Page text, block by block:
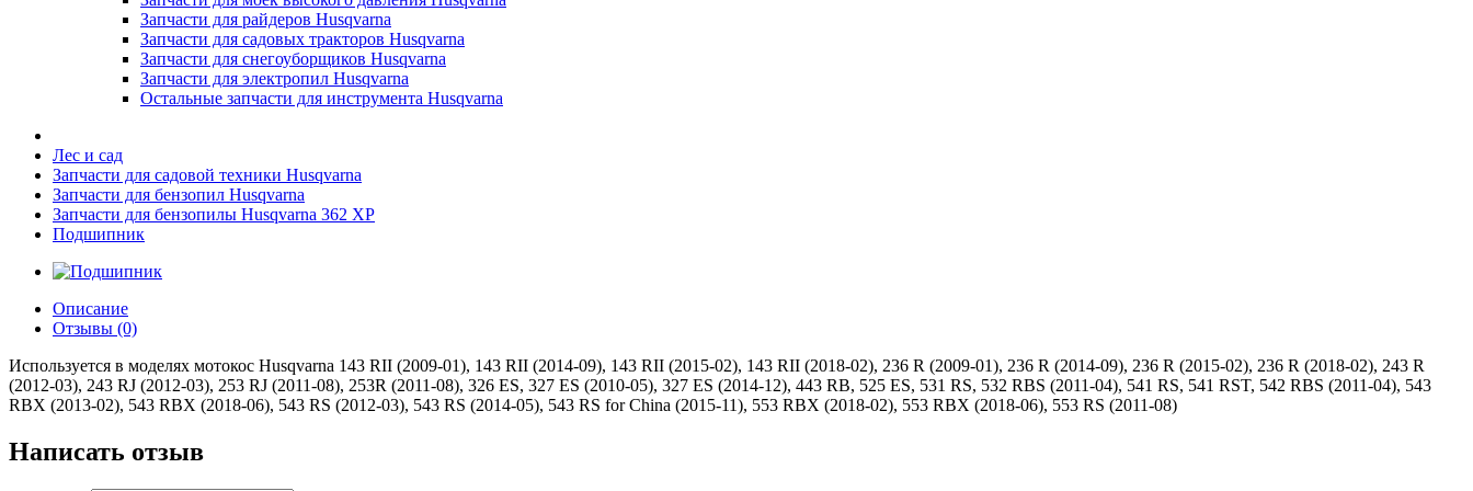
Запчасти для райдеров Husqvarna
Запчасти для садовых тракторов Husqvarna
Запчасти для снегоуборщиков Husqvarna
Запчасти для электропил Husqvarna
Остальные запчасти для инструмента Husqvarna
Лес и сад
Запчасти для садовой техники Husqvarna
Запчасти для бензопил Husqvarna
Запчасти для бензопилы Husqvarna 362 XP
Подшипник
Описание
Отзывы (0)
Используется в моделях мотокос Husqvarna 143 RII (2009-01), 143 RII (2014-09), 143 RII (2015-02), 143 RII (2018-02), 236 R (2009-01), 236 R (2014-09), 236 R (2015-02), 236 R (2018-02), 243 R
(2012-03), 243 RJ (2012-03), 253 RJ (2011-08), 253R (2011-08), 326 ES, 327 ES (2010-05), 327 ES (2014-12), 443 RB, 525 ES, 531 RS, 532 RBS (2011-04), 541 RS, 541 RST, 542 RBS (2011-04), 543
RBX (2013-02), 543 RBX (2018-06), 543 RS (2012-03), 543 RS (2014-05), 543 RS for China (2015-11), 553 RBX (2018-02), 553 RBX (2018-06), 553 RS (2011-08)
Написать отзыв